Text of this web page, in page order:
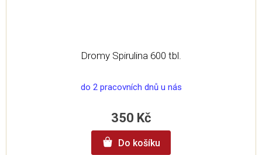
Dromy Spirulina 600 tbl.
do 2 pracovních dnů u nás
350 Kč
Do košíku